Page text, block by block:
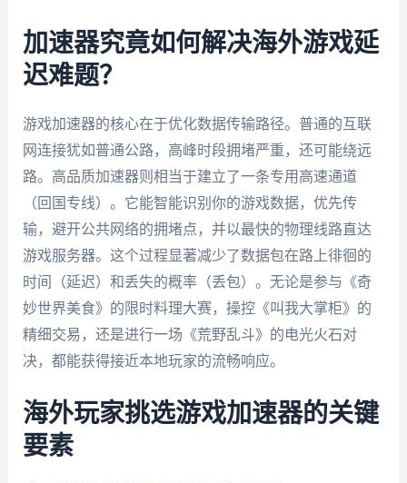
加速器究竟如何解决海外游戏延
迟难题？
游戏加速器的核心在于优化数据传输路径。普通的互联
网连接犹如普通公路，高峰时段拥堵严重，还可能绕远
路。高品质加速器则相当于建立了一条专用高速通道
（回国专线）。它能智能识别你的游戏数据，优先传
输，避开公共网络的拥堵点，并以最快的物理线路直达
游戏服务器。这个过程显著减少了数据包在路上徘徊的
时间（延迟）和丢失的概率（丢包）。无论是参与《奇
妙世界美食》的限时料理大赛，操控《叫我大掌柜》的
精细交易，还是进行一场《荒野乱斗》的电光火石对
决，都能获得接近本地玩家的流畅响应。
海外玩家挑选游戏加速器的关键
要素